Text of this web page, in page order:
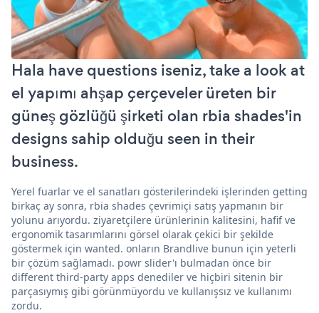
Hala have questions iseniz, take a look at
el yapımı ahşap çerçeveler üreten bir
güneş gözlüğü şirketi olan rbia shades'in
designs sahip olduğu seen in their
business.
Yerel fuarlar ve el sanatları gösterilerindeki işlerinden getting
birkaç ay sonra, rbia shades çevrimiçi satış yapmanın bir
yolunu arıyordu. ziyaretçilere ürünlerinin kalitesini, hafif ve
ergonomik tasarımlarını görsel olarak çekici bir şekilde
göstermek için wanted. onların Brandlive bunun için yeterli
bir çözüm sağlamadı. powr slider'ı bulmadan önce bir
different third-party apps denediler ve hiçbiri sitenin bir
parçasıymış gibi görünmüyordu ve kullanışsız ve kullanımı
zordu.